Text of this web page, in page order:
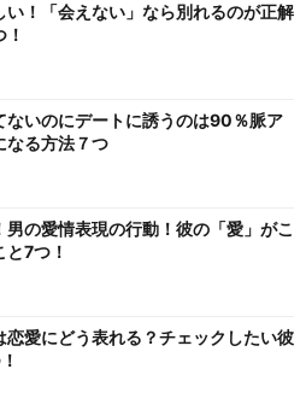
い！「会えない」なら別れるのが正解
ないのにデートに誘うのは90％脈ア
なる方法７つ
男の愛情表現の行動！彼の「愛」がこ
と7つ！
恋愛にどう表れる？チェックしたい彼